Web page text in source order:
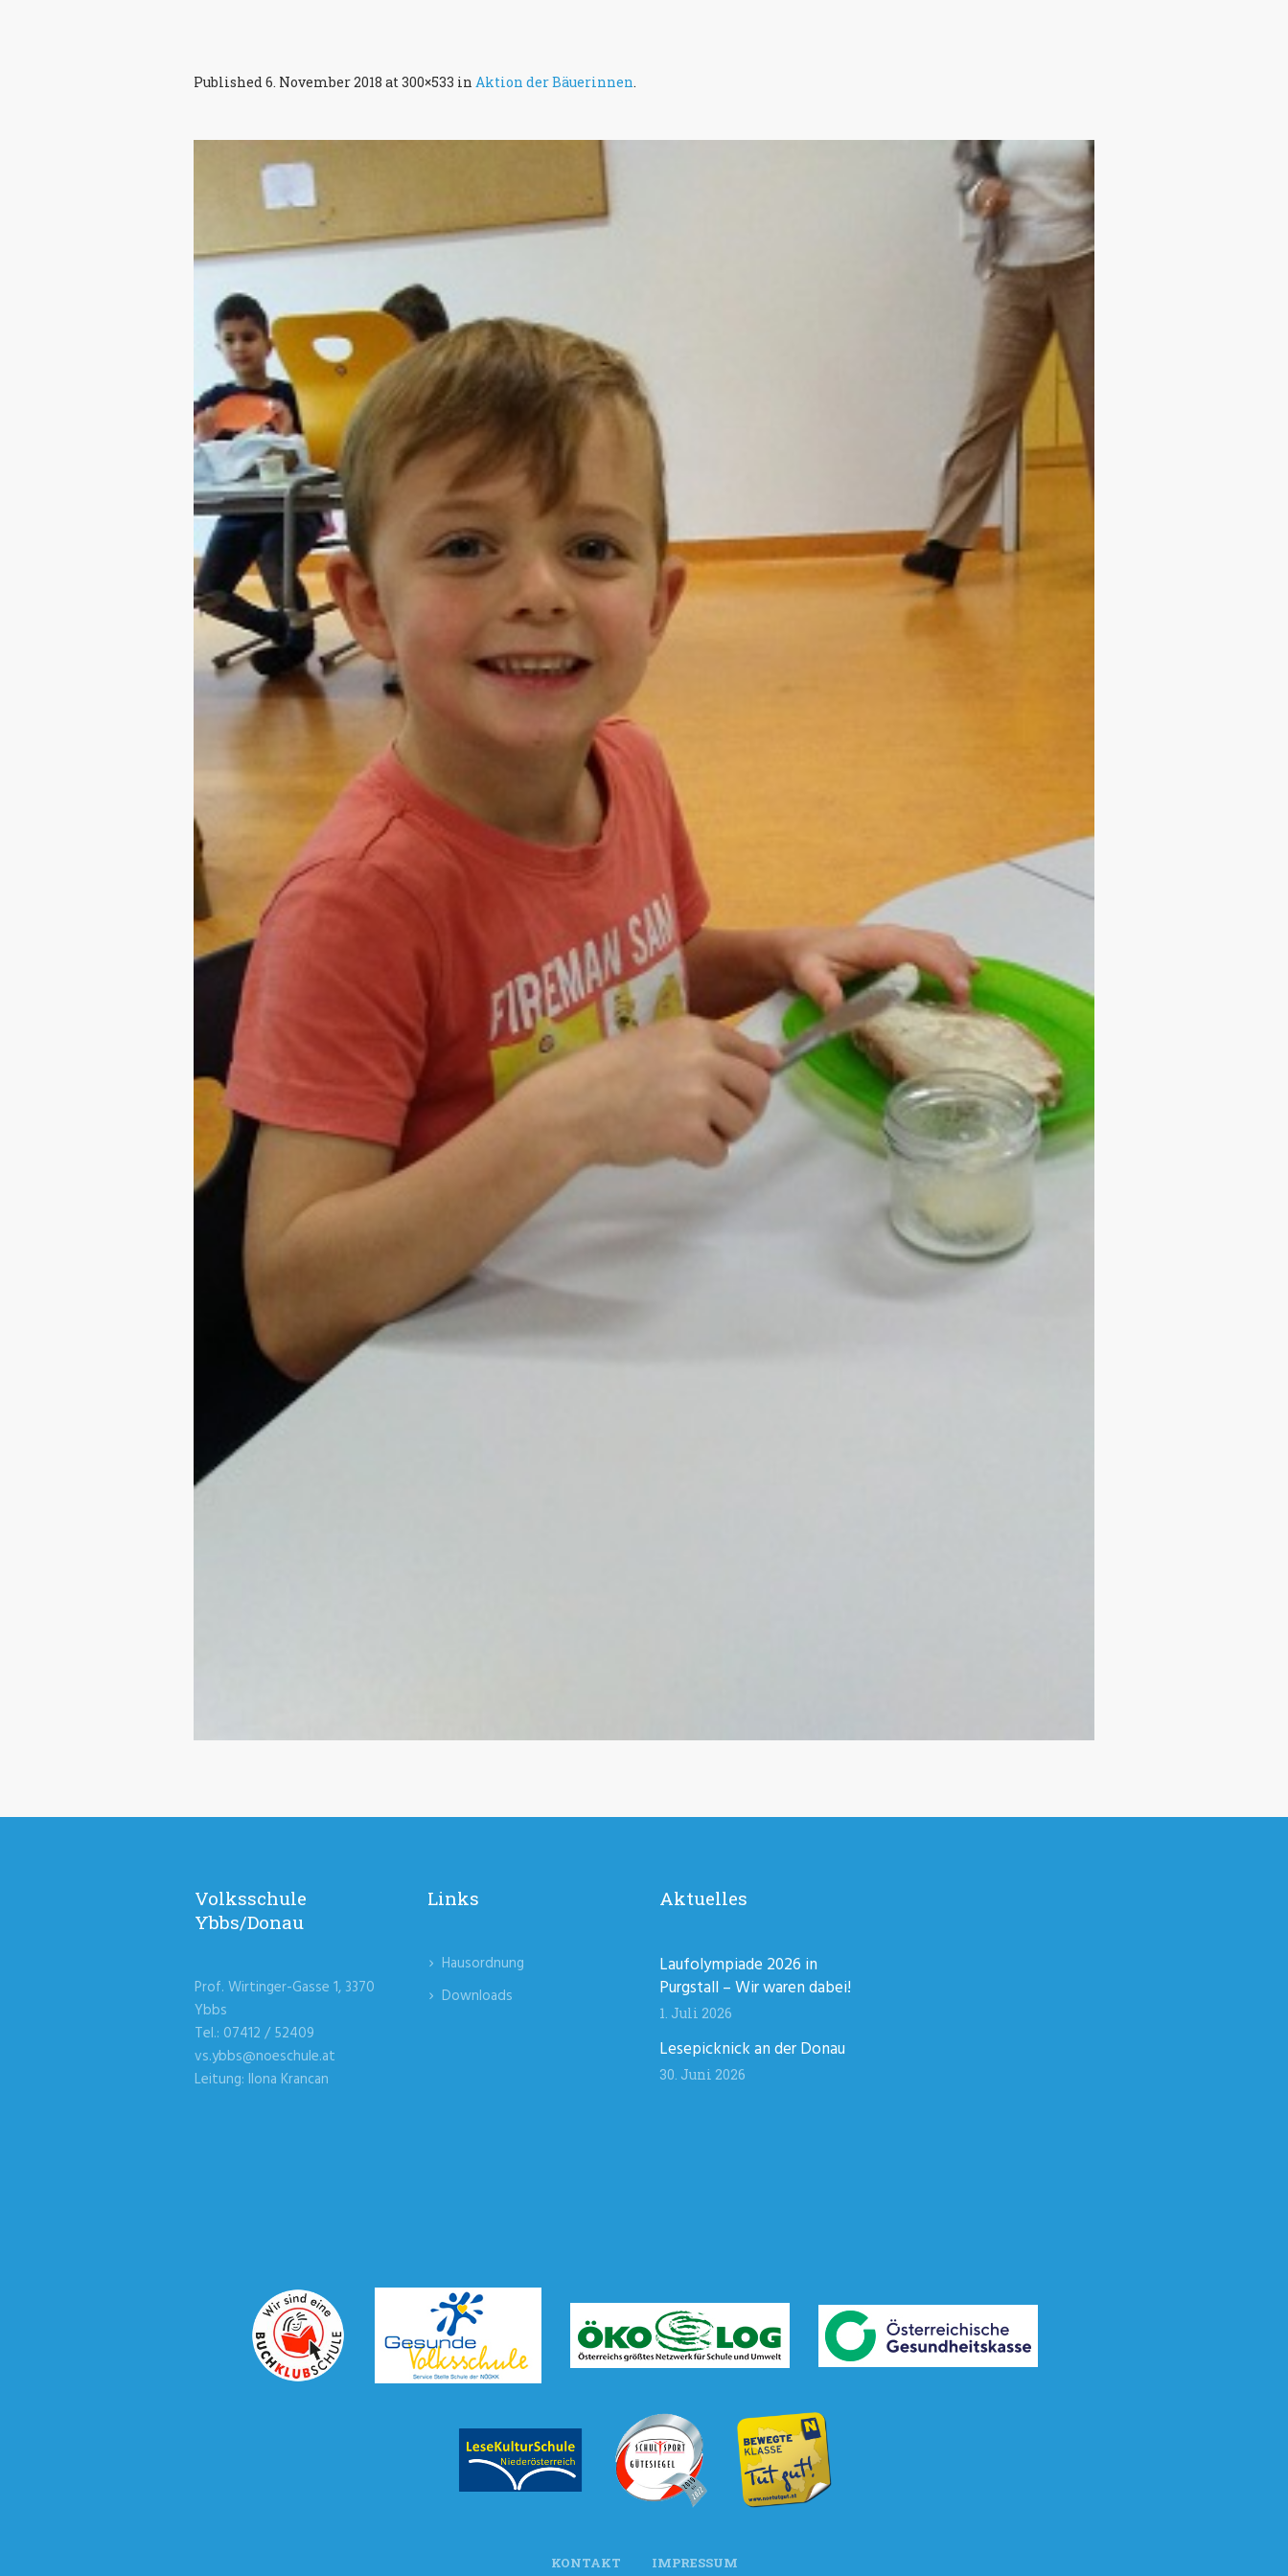
Published6. November 2018 at 300×533 in Aktion der Bäuerinnen.
Volksschule
Ybbs/Donau
Prof. Wirtinger-Gasse 1, 3370
Ybbs
Tel.: 07412 / 52409
vs.ybbs@noeschule.at
Leitung: Ilona Krancan
Links
Hausordnung
Downloads
Aktuelles
Laufolympiade 2026 in
Purgstall – Wir waren dabei!
1. Juli 2026
Lesepicknick an der Donau
30. Juni 2026
KONTAKT IMPRESSUM